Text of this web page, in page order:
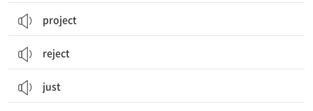
project
reject
just